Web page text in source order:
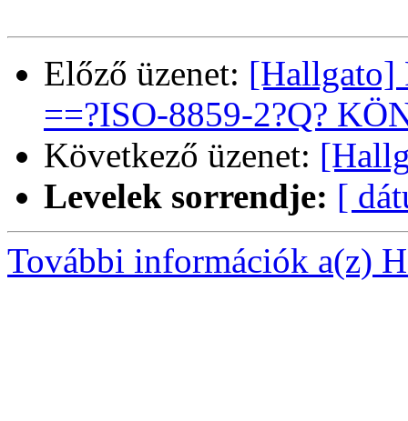
Előző üzenet: [Hallgato]
==?ISO-8859-2?Q?
Következő üzenet:
Levelek sorrendje: [
További információk a(z)